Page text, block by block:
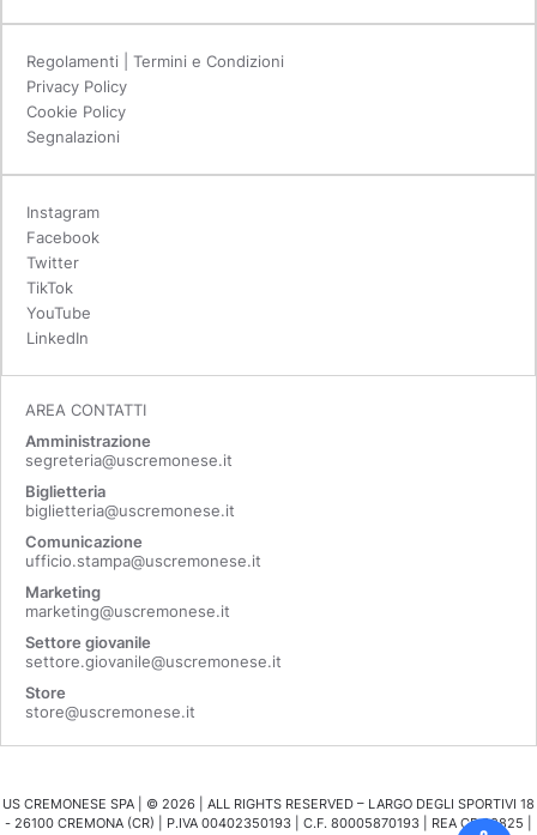
Regolamenti | Termini e Condizioni
Privacy Policy
Cookie Policy
Segnalazioni
Instagram
Facebook
Twitter
TikTok
YouTube
LinkedIn
AREA CONTATTI
Amministrazione
segreteria@uscremonese.it
Biglietteria
biglietteria@uscremonese.it
Comunicazione
ufficio.stampa@uscremonese.it
Marketing
marketing@uscremonese.it
Settore giovanile
settore.giovanile@uscremonese.it
Store
store@uscremonese.it
US CREMONESE SPA | © 2026 | ALL RIGHTS RESERVED – LARGO DEGLI SPORTIVI 18
- 26100 CREMONA (CR) | P.IVA 00402350193 | C.F. 80005870193 | REA CR 98825 |